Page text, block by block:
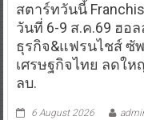
สตาร์ทวันนี้
วันที่ 6-9 ส.ค.69 ฮอ
ธุรกิจ&แฟรนไชส์ ซั
เศรษฐกิจไทย ลดให
ลบ.
6 August 2026